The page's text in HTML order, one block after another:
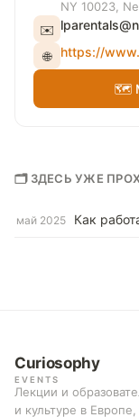
NY 10023,
✉️
🌐 https://
🗺
🗂 ЗДЕСЬ УЖЕ
май 2025 Как
Curiosophy
EVENTS
Лекции и
и культуре в